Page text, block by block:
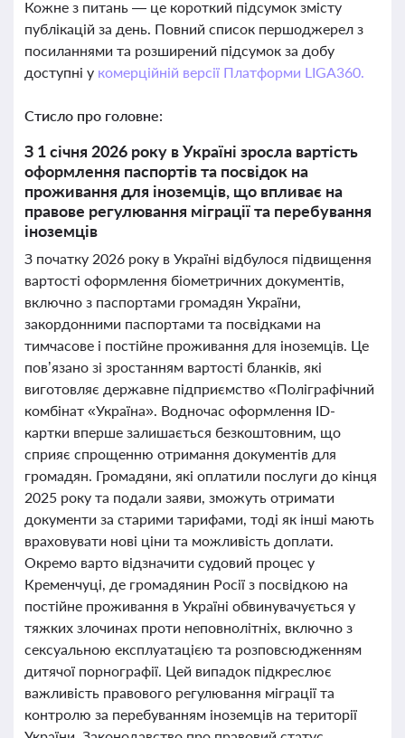
Кожне з питань — це короткий підсумок змісту
публікацій за день. Повний список першоджерел з
посиланнями та розширений підсумок за добу
доступні у комерційній версії Платформи LIGA360.
Стисло про головне:
З 1 січня 2026 року в Україні зросла вартість
оформлення паспортів та посвідок на
проживання для іноземців, що впливає на
правове регулювання міграції та перебування
іноземців
З початку 2026 року в Україні відбулося підвищення
вартості оформлення біометричних документів,
включно з паспортами громадян України,
закордонними паспортами та посвідками на
тимчасове і постійне проживання для іноземців. Це
пов’язано зі зростанням вартості бланків, які
виготовляє державне підприємство «Поліграфічний
комбінат «Україна». Водночас оформлення ID-
картки вперше залишається безкоштовним, що
сприяє спрощенню отримання документів для
громадян. Громадяни, які оплатили послуги до кінця
2025 року та подали заяви, зможуть отримати
документи за старими тарифами, тоді як інші мають
враховувати нові ціни та можливість доплати.
Окремо варто відзначити судовий процес у
Кременчуці, де громадянин Росії з посвідкою на
постійне проживання в Україні обвинувачується у
тяжких злочинах проти неповнолітніх, включно з
сексуальною експлуатацією та розповсюдженням
дитячої порнографії. Цей випадок підкреслює
важливість правового регулювання міграції та
контролю за перебуванням іноземців на території